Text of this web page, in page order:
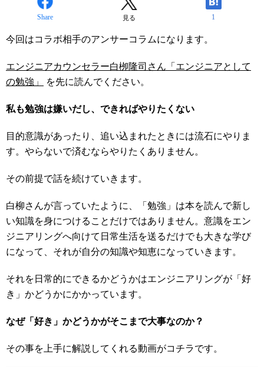
Share 見る 1
今回はコラボ相手のアンサーコラムになります。
エンジニアカウンセラー白栁隆司さん「エンジニアとして
の勉強」
を先に読んでください。
私も勉強は嫌いだし、できればやりたくない
目的意識があったり、追い込まれたときには流石にやりま
す。やらないで済むならやりたくありません。
その前提で話を続けていきます。
白柳さんが言っていたように、「勉強」は本を読んで新し
い知識を身につけることだけではありません。意識をエン
ジニアリングへ向けて日常生活を送るだけでも大きな学び
になって、それが自分の知識や知恵になっていきます。
それを日常的にできるかどうかはエンジニアリングが「好
き」かどうかにかかっています。
なぜ「好き」かどうかがそこまで大事なのか？
その事を上手に解説してくれる動画がコチラです。